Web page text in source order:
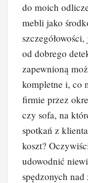
do moich
mebli jako
od dobrego
zapewnioną
kompletne i, co
firmie przez
czy sofa, na
spotkań z
koszt?
udowodnić
spędzonych